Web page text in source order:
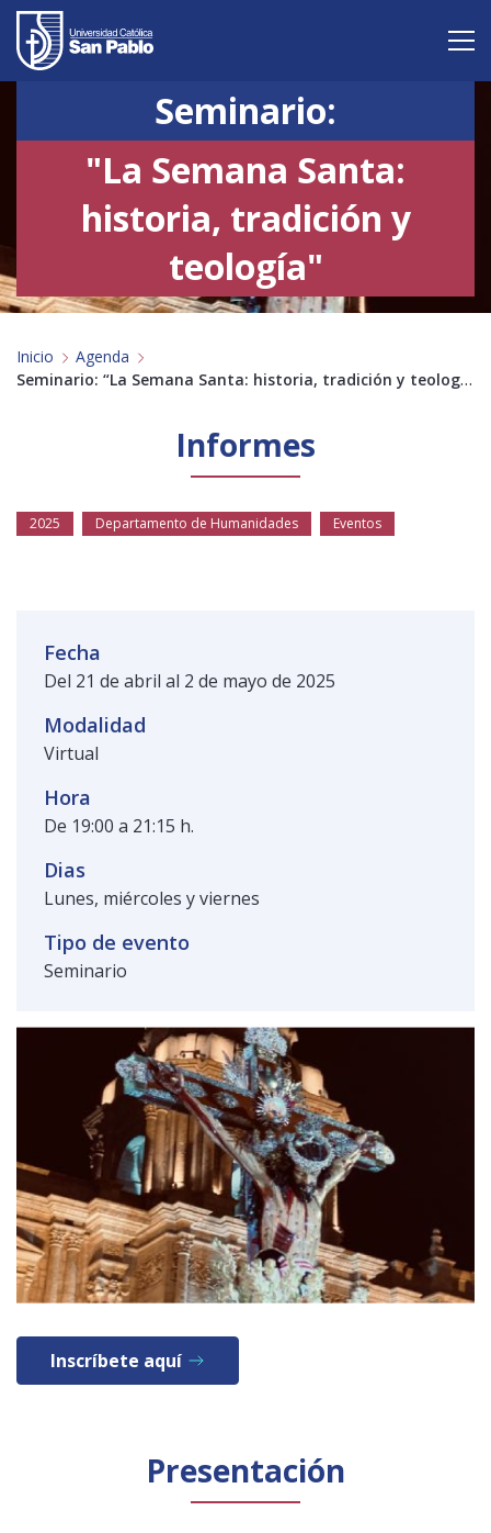
Admisión
Carreras
Internacional
Investigación
Antiguos Alumnos
Público general
Licenciamiento Biblioteca Noticias
Seminario:
"La Semana Santa:
historia, tradición y
teología"
Inicio Agenda
Seminario: “La Semana Santa: historia, tradición y teología”
Informes
2025 Departamento de Humanidades Eventos
Fecha
Del 21 de abril al 2 de mayo de 2025
Modalidad
Virtual
Hora
De 19:00 a 21:15 h.
Dias
Lunes, miércoles y viernes
Tipo de evento
Seminario
Inscríbete aquí
Presentación